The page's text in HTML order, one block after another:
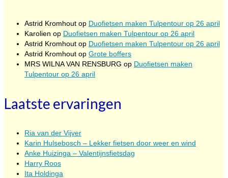
Astrid Kromhout op Duofietsen maken Tulpentour op 26 april
Karolien op Duofietsen maken Tulpentour op 26 april
Astrid Kromhout op Duofietsen maken Tulpentour op 26 april
Astrid Kromhout op Grote boffers
MRS WILNA VAN RENSBURG op Duofietsen maken
Tulpentour op 26 april
Laatste ervaringen
Ria van der Vijver
Karin Hulsebosch – Lekker fietsen door weer en wind
Anke Huizinga – Valentijnsfietsdag
Harry Roos
Ita Holdinga